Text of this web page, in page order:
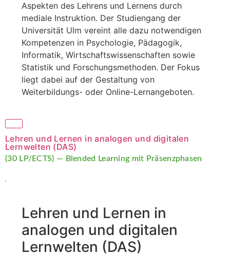
Aspekten des Lehrens und Lernens durch
mediale Instruktion. Der Studiengang der
Universität Ulm vereint alle dazu notwendigen
Kompetenzen in Psychologie, Pädagogik,
Informatik, Wirtschaftswissenschaften sowie
Statistik und Forschungsmethoden. Der Fokus
liegt dabei auf der Gestaltung von
Weiterbildungs- oder Online-Lernangeboten.
Lehren und Lernen in analogen und digitalen
Lernwelten (DAS)
(30 LP/ECTS) — Blended Learning mit Präsenzphasen
Lehren und Lernen in
analogen und digitalen
Lernwelten (DAS)